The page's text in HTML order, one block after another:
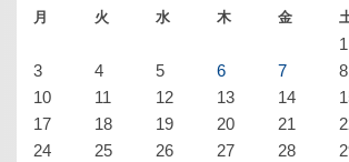
月 火 水 木 金
1
3
4 5 6 7 8
10
11 12 13 14
17
18 19 20 21
24
25 26 27 28